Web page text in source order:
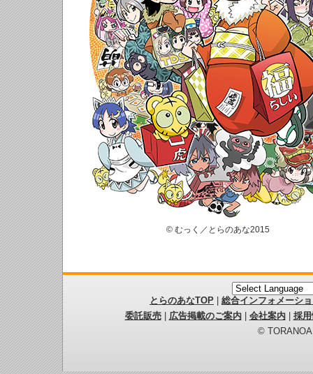
© むっく／とらのあな2015
とらのあなTOP
総合インフォメーシ
委託販売| 広告掲載のご案内| 会社案内| 採
©